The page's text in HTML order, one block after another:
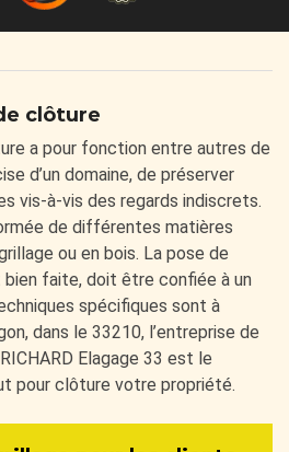
clôture
a pour fonction entre autres de
d’un domaine, de préserver
vis-à-vis des regards indiscrets.
de différentes matières
ou en bois. La pose de
bien faite, doit être confiée à un
spécifiques sont à
dans le 33210, l’entreprise de
Elagage 33 est le
pour clôture votre propriété.